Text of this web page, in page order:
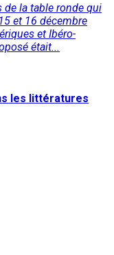
de la table ronde qui
et 16 décembre
et Ibéro-
était...
les littératures